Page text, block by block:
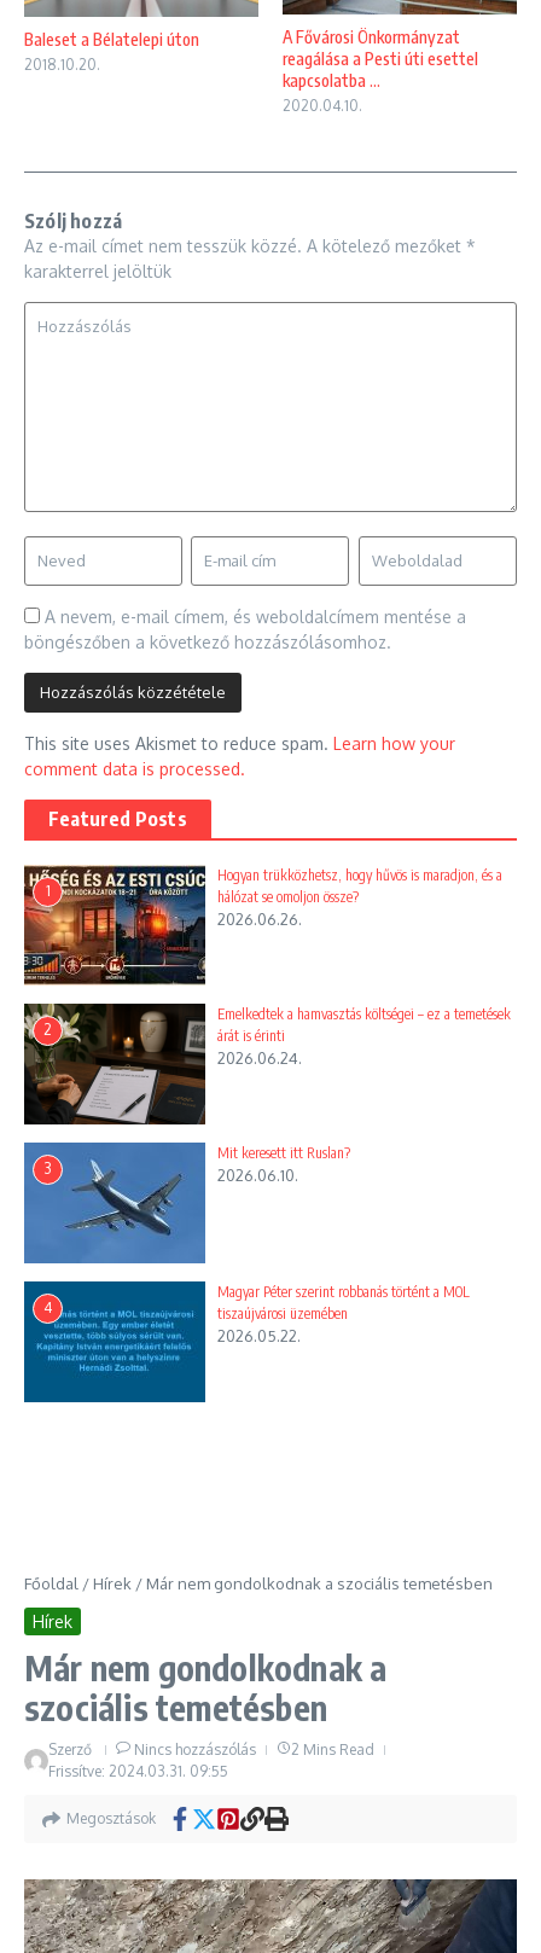
Baleset a Bélatelepi úton
2018.10.20.
A Fővárosi Önkormányzat
reagálása a Pesti úti esettel
kapcsolatba ...
2020.04.10.
Szólj hozzá
Az e-mail címet nem tesszük közzé. A kötelező mezőket *
karakterrel jelöltük
A nevem, e-mail címem, és weboldalcímem mentése a
böngészőben a következő hozzászólásomhoz.
This site uses Akismet to reduce spam. Learn how your
comment data is processed.
Featured Posts
1
Hogyan trükközhetsz, hogy hűvös is maradjon, és a
hálózat se omoljon össze?
2026.06.26.
2
Emelkedtek a hamvasztás költségei – ez a temetések
árát is érinti
2026.06.24.
3
Mit keresett itt Ruslan?
2026.06.10.
4
Magyar Péter szerint robbanás történt a MOL
tiszaújvárosi üzemében
2026.05.22.
Főoldal / Hírek / Már nem gondolkodnak a szociális temetésben
Hírek
Már nem gondolkodnak a
szociális temetésben
Szerző Nincs hozzászólás
2 Mins Read
Frissítve: 2024.03.31. 09:55
Megosztások